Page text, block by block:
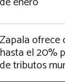
Zapala ofrece
hasta el 20%
de tributos